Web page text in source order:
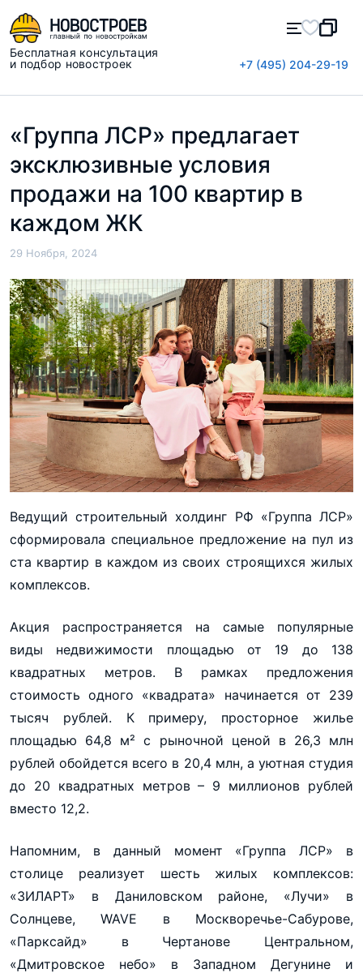
Бесплатная консультация
и подбор новостроек
+7 (495) 204-29-19
«Группа ЛСР» предлагает
эксклюзивные условия
продажи на 100 квартир в
каждом ЖК
29 Ноября, 2024
Ведущий строительный холдинг РФ «Группа ЛСР»
сформировала специальное предложение на пул из
ста квартир в каждом из своих строящихся жилых
комплексов.
Акция распространяется на самые популярные
виды недвижимости площадью от 19 до 138
квадратных метров. В рамках предложения
стоимость одного «квадрата» начинается от 239
тысяч рублей. К примеру, просторное жилье
площадью 64,8 м² с рыночной ценой в 26,3 млн
рублей обойдется всего в 20,4 млн, а уютная студия
до 20 квадратных метров – 9 миллионов рублей
вместо 12,2.
Напомним, в данный момент «Группа ЛСР» в
столице реализует шесть жилых комплексов:
«ЗИЛАРТ» в Даниловском районе, «Лучи» в
Солнцеве, WAVE в Москворечье-Сабурове,
«Парксайд» в Чертанове Центральном,
«Дмитровское небо» в Западном Дегунине и